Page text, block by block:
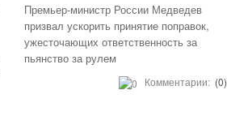
Премьер-министр России Медведев
призвал ускорить принятие поправок,
ужесточающих ответственность за
пьянство за рулем
Комментарии: (0)